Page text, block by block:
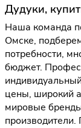
Дудуки,
Наша команда
Омске,
потребности,
бюджет.
цены, широкий
мировые